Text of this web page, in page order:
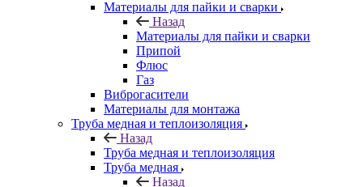
Материалы для пайки и сварки
Назад
Материалы для пайки и сварки
Припой
Флюс
Газ
Виброгасители
Материалы для монтажа
Труба медная и теплоизоляция
Назад
Труба медная и теплоизоляция
Труба медная
Назад